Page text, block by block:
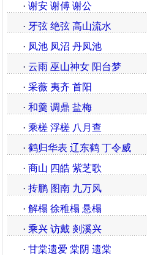
· 谢安 谢傅 谢公
· 牙弦 绝弦 高山流水
· 凤池 凤沼 丹凤池
· 云雨 巫山神女 阳台梦
· 采薇 夷齐 首阳
· 和羹 调鼎 盐梅
· 乘槎 浮槎 八月查
· 鹤归华表 辽东鹤 丁令威
· 商山 四皓 紫芝歌
· 抟鹏 图南 九万风
· 解榻 徐稚榻 悬榻
· 乘兴 访戴 剡溪兴
· 甘棠遗爱 棠阴 遗棠